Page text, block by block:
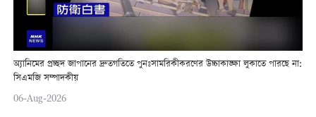
অ্যানিমের প্রচ্ছদ জাপানের দ্রুতগতিতে পুনঃসামরিকীকরণের উচ্চাকাঙ্ক্ষা লুকাতে পারছে না:
সিএমজি সম্পাদকীয়
06-Aug-2026